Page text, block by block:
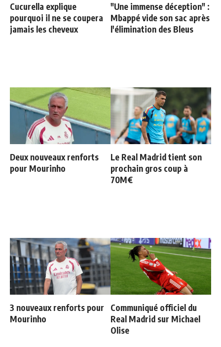
Cucurella explique
pourquoi il ne se coupera
jamais les cheveux
"Une immense déception" :
Mbappé vide son sac après
l'élimination des Bleus
Deux nouveaux renforts
pour Mourinho
Le Real Madrid tient son
prochain gros coup à
70M€
3 nouveaux renforts pour
Mourinho
Communiqué officiel du
Real Madrid sur Michael
Olise